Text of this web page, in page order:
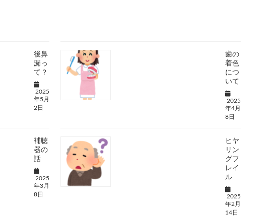
後鼻
漏っ
て？
2025
年5月
2日
歯の
着色
につ
いて
2025
年4月
8日
補聴
器の
話
2025
年3月
8日
ヒヤ
リン
グフ
レイ
ル
2025
年2月
14日